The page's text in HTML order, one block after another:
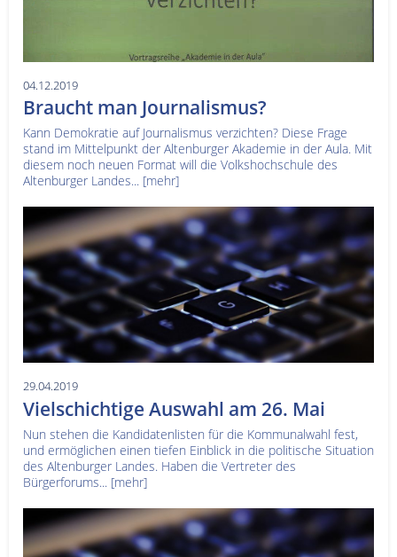
04.12.2019
Braucht man Journalismus?
Kann Demokratie auf Journalismus verzichten? Diese Frage
stand im Mittelpunkt der Altenburger Akademie in der Aula. Mit
diesem noch neuen Format will die Volkshochschule des
Altenburger Landes... [mehr]
29.04.2019
Vielschichtige Auswahl am 26. Mai
Nun stehen die Kandidatenlisten für die Kommunalwahl fest,
und ermöglichen einen tiefen Einblick in die politische Situation
des Altenburger Landes. Haben die Vertreter des
Bürgerforums... [mehr]